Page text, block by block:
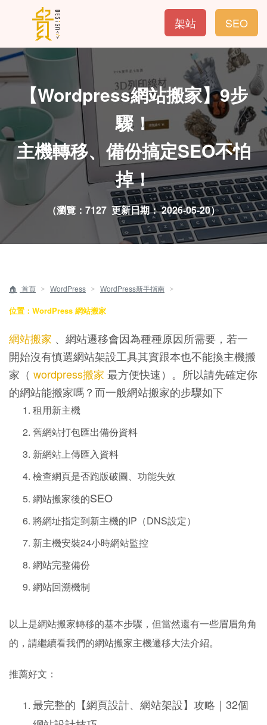
SEO
架站
【Wordpress網站搬家】9步
驟！
主機轉移、備份搞定SEO不怕
掉！
（瀏覽：7127 更新日期：2026-05-20）
首頁 ＞ WordPress ＞ WordPress新手指南 ＞
位置：WordPress 網站搬家
網站搬家 、網站遷移會因為種種原因所需要，若一
開始沒有慎選網站架設工具其實跟本也不能換主機搬
家（ wordpress搬家 最方便快速）。所以請先確定你
的網站能搬家嗎？而一般網站搬家的步驟如下
租用新主機
舊網站打包匯出備份資料
新網站上傳匯入資料
檢查網頁是否跑版破圖、功能失效
網站搬家後的SEO
將網址指定到新主機的IP（DNS設定）
新主機安裝24小時網站監控
網站完整備份
網站回溯機制
以上是網站搬家轉移的基本步驟，但當然還有一些眉眉角角
的，請繼續看我們的網站搬家主機遷移大法介紹。
推薦好文：
最完整的【網頁設計、網站架設】攻略｜32個